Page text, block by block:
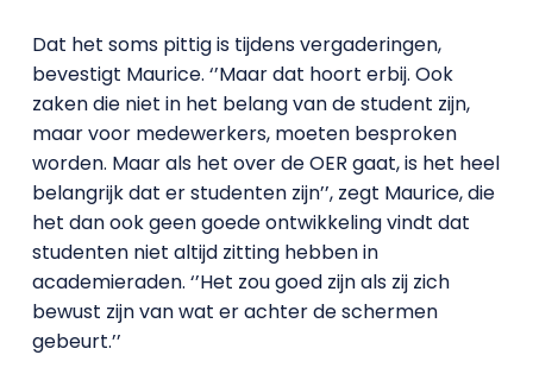
Dat het soms pittig is tijdens vergaderingen,
bevestigt Maurice. ‘’Maar dat hoort erbij. Ook
zaken die niet in het belang van de student zijn,
maar voor medewerkers, moeten besproken
worden. Maar als het over de OER gaat, is het heel
belangrijk dat er studenten zijn’’, zegt Maurice, die
het dan ook geen goede ontwikkeling vindt dat
studenten niet altijd zitting hebben in
academieraden. ‘’Het zou goed zijn als zij zich
bewust zijn van wat er achter de schermen
gebeurt.’’